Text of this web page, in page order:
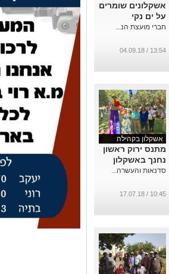
אשקלונים שומרים
על ים נקי
חברי מועצת הנ...
13:54 / 04.09.18
אשקלון בקהילה
מתנס ירוק ראשון
נחנך באשקלון
סדנאות והעשרה...
10:45 / 17.07.18